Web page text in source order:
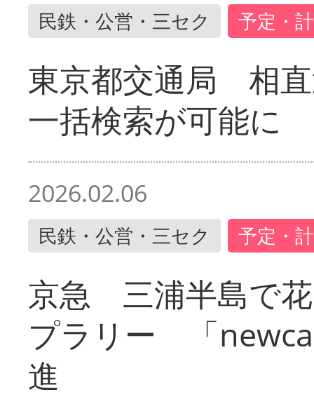
民鉄・公営・三セク 予定・
東京都交通局 相
一括検索が可能に
2026.02.06
民鉄・公営・三セク 予定・
京急 三浦半島で
プラリー 「
進